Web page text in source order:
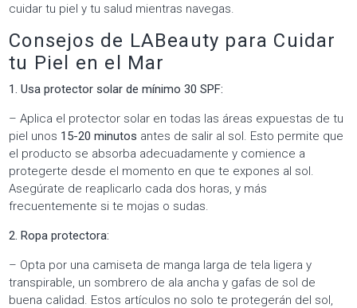
cuidar tu piel y tu salud mientras navegas.
Consejos de LABeauty para Cuidar
tu Piel en el Mar
1. Usa protector solar de mínimo 30 SPF:
– Aplica el protector solar en todas las áreas expuestas de tu
piel unos 15-20 minutos antes de salir al sol. Esto permite que
el producto se absorba adecuadamente y comience a
protegerte desde el momento en que te expones al sol.
Asegúrate de reaplicarlo cada dos horas, y más
frecuentemente si te mojas o sudas.
2. Ropa protectora:
– Opta por una camiseta de manga larga de tela ligera y
transpirable, un sombrero de ala ancha y gafas de sol de
buena calidad. Estos artículos no solo te protegerán del sol,